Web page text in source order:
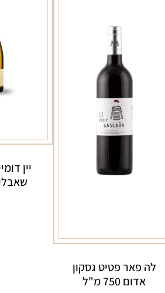
לה פאר פטיט גסקון
אדום 750 מ"ל
יין
שאבלי 750